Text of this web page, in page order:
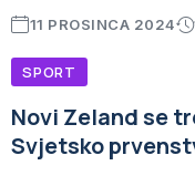
11 PROSINCA 2024
SPORT
Novi Zeland se
Svjetsko